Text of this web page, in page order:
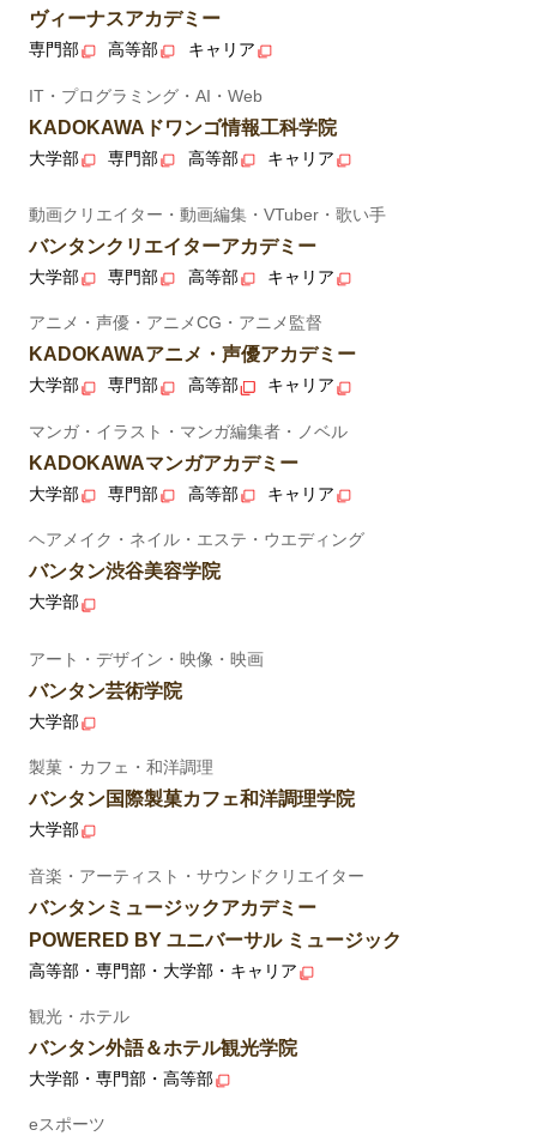
ヴィーナスアカデミー
専門部 高等部 キャリア
IT・プログラミング・AI・Web
KADOKAWAドワンゴ情報工科学院
大学部 専門部 高等部 キャリア
動画クリエイター・動画編集・VTuber・歌い手
バンタンクリエイターアカデミー
大学部 専門部 高等部 キャリア
アニメ・声優・アニメCG・アニメ監督
KADOKAWAアニメ・声優アカデミー
大学部 専門部 高等部 キャリア
マンガ・イラスト・マンガ編集者・ノベル
KADOKAWAマンガアカデミー
大学部 専門部 高等部 キャリア
ヘアメイク・ネイル・エステ・ウエディング
バンタン渋谷美容学院
大学部
アート・デザイン・映像・映画
バンタン芸術学院
大学部
製菓・カフェ・和洋調理
バンタン国際製菓カフェ和洋調理学院
大学部
音楽・アーティスト・サウンドクリエイター
バンタンミュージックアカデミー
POWERED BY ユニバーサル ミュージック
高等部・専門部・大学部・キャリア
観光・ホテル
バンタン外語＆ホテル観光学院
大学部・専門部・高等部
eスポーツ